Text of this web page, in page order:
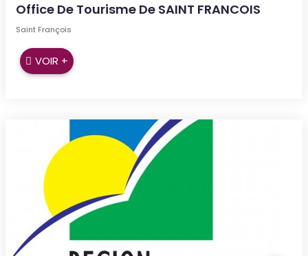
Office De Tourisme De SAINT FRANCOIS
Saint François
VOIR +